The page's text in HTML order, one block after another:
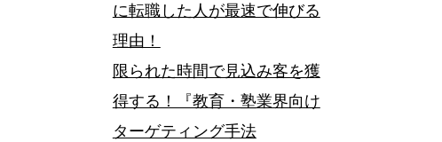
に転職した人が最速で伸びる
理由！
限られた時間で見込み客を獲
得する！『教育・塾業界向け
ターゲティング手法